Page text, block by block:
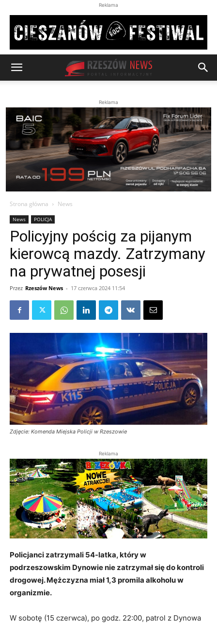
Reklama
Reklama
Strona główna News
News POLICJA
Policyjny pościg za pijanym
kierowcą mazdy. Zatrzymany
na prywatnej posesji
Przez Rzeszów News - 17 czerwca 2024 11:54
Zdjęcie: Komenda Miejska Policji w Rzeszowie
Reklama
Policjanci zatrzymali 54-latka, który w
podrzeszowskim Dynowie nie zatrzymał się do kontroli
drogowej. Mężczyzna miał 1,3 promila alkoholu w
organizmie.
W sobotę (15 czerwca), po godz. 22:00, patrol z Dynowa